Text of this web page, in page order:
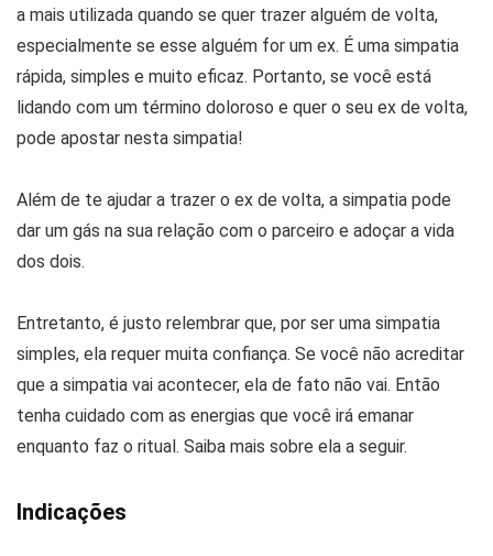
a mais utilizada quando se quer trazer alguém de volta,
especialmente se esse alguém for um ex. É uma simpatia
rápida, simples e muito eficaz. Portanto, se você está
lidando com um término doloroso e quer o seu ex de volta,
pode apostar nesta simpatia!
Além de te ajudar a trazer o ex de volta, a simpatia pode
dar um gás na sua relação com o parceiro e adoçar a vida
dos dois.
Entretanto, é justo relembrar que, por ser uma simpatia
simples, ela requer muita confiança. Se você não acreditar
que a simpatia vai acontecer, ela de fato não vai. Então
tenha cuidado com as energias que você irá emanar
enquanto faz o ritual. Saiba mais sobre ela a seguir.
Indicações